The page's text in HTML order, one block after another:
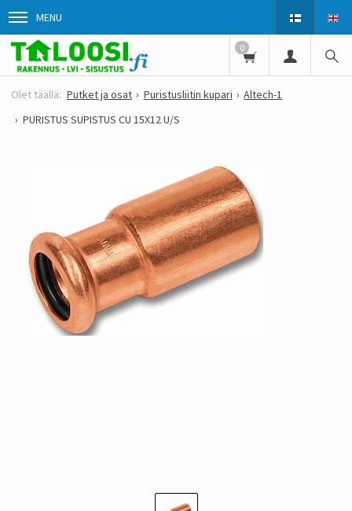
MENU
0
Putket ja osat Puristusliitin kupari
Altech-1
PURISTUS SUPISTUS CU 15X12 U/S